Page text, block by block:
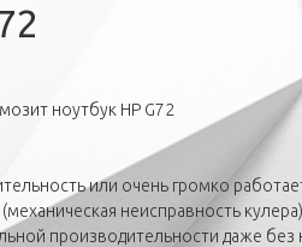
ноутбук HP G72
или очень громко
неисправность
производительности даже без